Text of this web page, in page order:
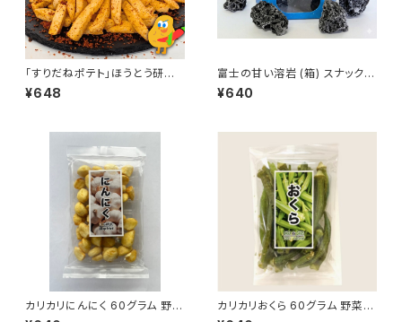
「すりだねポテト」ほうとう研究
所 スナック ご当地 富士山麓 旨
辛調味料入り 七味唐辛子 ポテ
¥648
富士の甘い溶岩 (箱) スナック
お菓子 贈り物 スナック菓子 お
やつ 溶岩 富士山 非常食 保存
¥640
カリカリにんにく 60グラム 野菜
スナック お菓子 スナック菓子
カリカリおくら 60グラム 野菜ス
ナック お菓子 スナック菓子 お